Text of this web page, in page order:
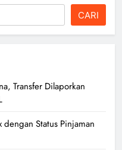
CARI
Transfer Dilaporkan
Status Pinjaman